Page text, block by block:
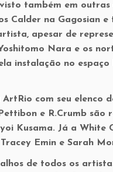
também em
Calder na Gagosian
apesar de
Nara e os
instalação no
com seu elenco
e R.Crumb são
Kusama. Já a White
Emin e Sarah
de todos os